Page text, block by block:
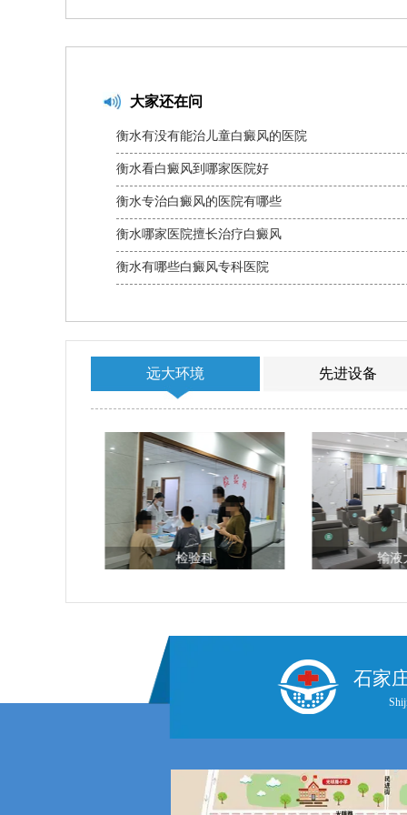
大家还在问
衡水有没有能治儿童白癜风的医院
衡水看白癜风到哪家医院好
衡水专治白癜风的医院有哪些
衡水哪家医院擅长治疗白癜风
衡水有哪些白癜风专科医院
远大环境 先进设备
检验科 输液
石家